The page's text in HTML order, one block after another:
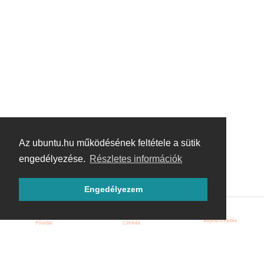
Az ubuntu.hu működésének feltétele a sütik
engedélyezése. Részletes információk
Engedélyezem
Főoldal Címkék Bejelentkezés